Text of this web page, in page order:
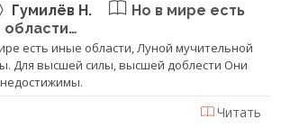
Гумилёв Н.
Но в мире есть
области…
есть иные области, Луной мучительной
Для высшей силы, высшей доблести Они
Читать